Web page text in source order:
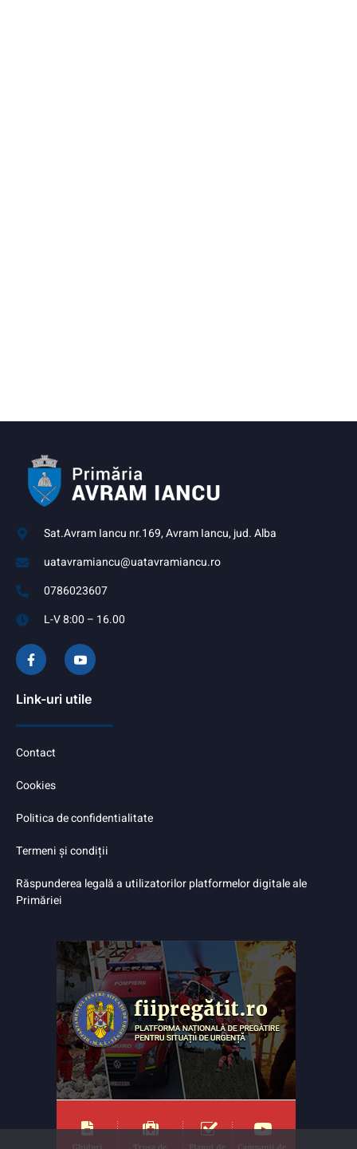
Sat.Avram Iancu nr.169, Avram Iancu, jud. Alba
uatavramiancu@uatavramiancu.ro
0786023607
L-V 8:00 – 16.00
Link-uri utile
Contact
Cookies
Politica de confidentialitate
Termeni și condiții
Răspunderea legală a utilizatorilor platformelor digitale ale
Primăriei